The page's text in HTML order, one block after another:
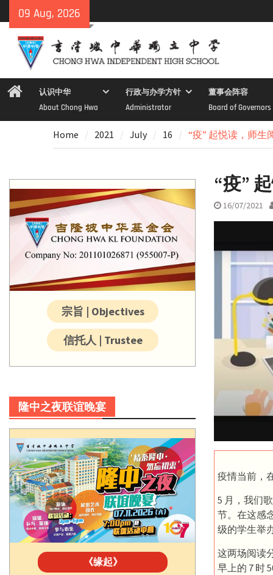
to
content
09 Aug, 2026
Home认识中华
About Chong Hwa
行政与办学方针
Administrator
董事会阵容
Board of Governors
Home 2021 July 16 “疫” 起悦读，师生
“疫”
16/07/2021
疫情当前，
5 月，我们
节。在这感
级的学生举
这两场阅读
早上的 7 时
宗旨 | Objectives
信托人 | Trustee
隆中之夜联谊晚宴
《缘起》